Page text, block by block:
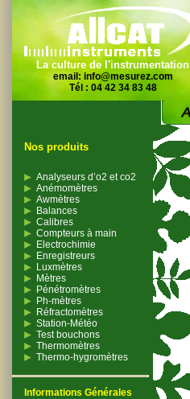
La culture de l'instrumentation
email: info@mesurez.com
Tél : 04 42 34 83 48
Nos produits
Analyseurs d’o2 et co2
Anémomètres
Awmètres
Balances
Calibres
Compteurs à main
Electrochimie
Enregistreurs
Luxmètres
Mètres
Pénétromètres
Ph-mètres
Réfractomètres
Station-Météo
Test bouchons
Thermomètres
Thermo-hygromètres
Informations Générales